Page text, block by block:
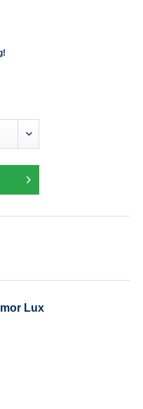
Lux